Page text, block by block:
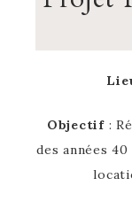
Objectif:
des années